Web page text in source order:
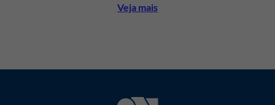
Veja mais